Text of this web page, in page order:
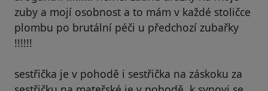
zuby a mojí osobnost a to mám v každé stoličce
plombu po brutální péči u předchozí zubařky
!!!!!!
sestřička je v pohodě i sestřička na záskoku za